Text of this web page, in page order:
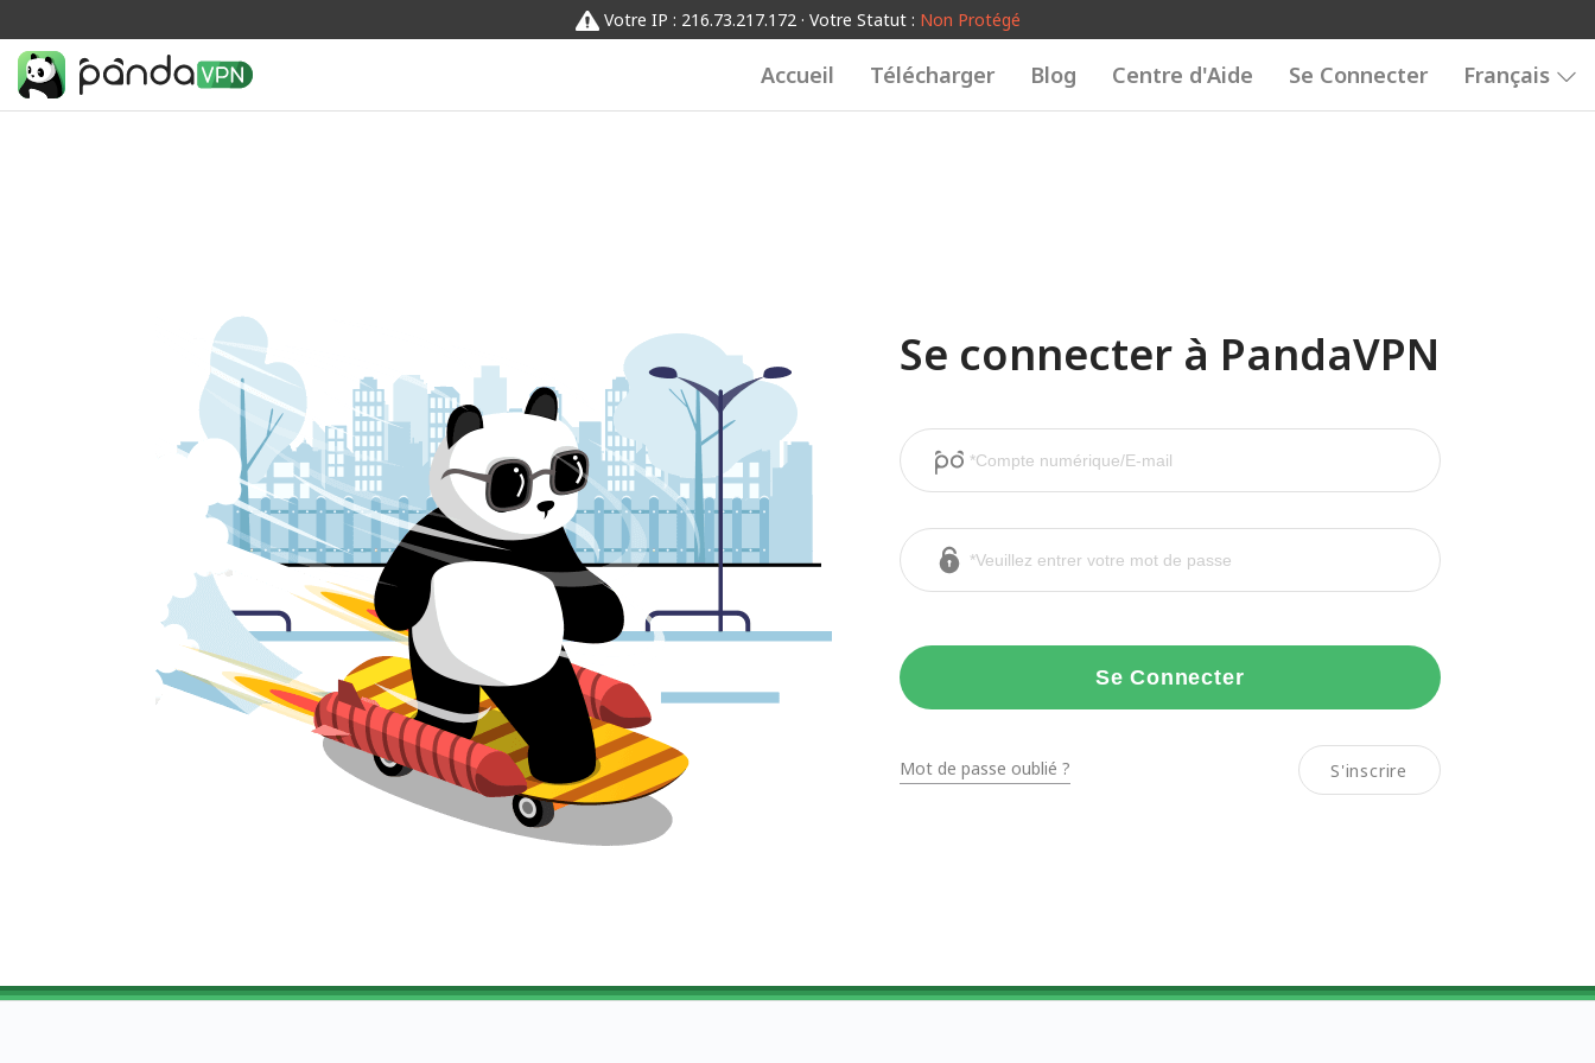
Votre IP : 216.73.217.172 · Votre Statut : Non Protégé
Accueil Télécharger Blog Centre d'Aide Se Connecter Français
Se connecter à PandaVPN
Se Connecter
Mot de passe oublié ? S'inscrire